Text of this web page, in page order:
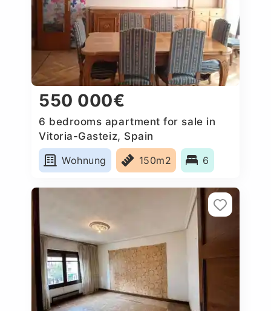
550 000€
6 bedrooms apartment for sale in
Vitoria-Gasteiz, Spain
Wohnung
150m2 6